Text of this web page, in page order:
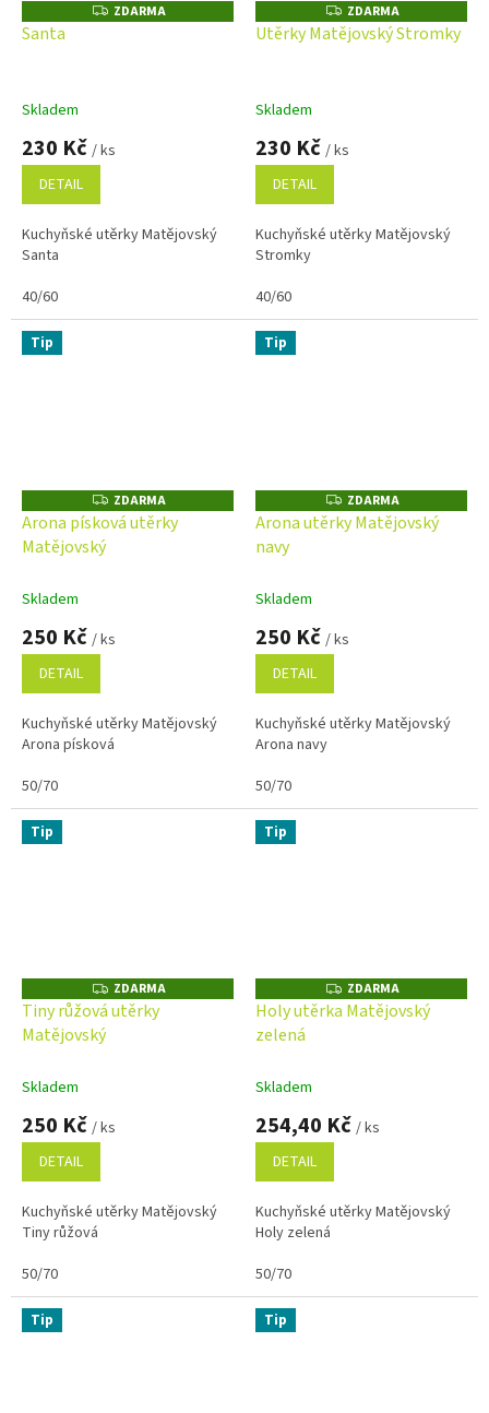
Z
D
ZDARMA
Santa
Skladem
230 Kč / ks
DETAIL
Kuchyňské utěrky Matějovský
Santa
40/60
Z
D
A
ZDARMA
Utěrky Matějovský Stromky
Skladem
230 Kč / ks
DETAIL
Kuchyňské utěrky Matějovský
Stromky
40/60
Tip
Z
D
A
ZDARMA
Arona písková utěrky
Matějovský
Skladem
250 Kč / ks
DETAIL
Kuchyňské utěrky Matějovský
Arona písková
50/70
Tip
Z
D
A
ZDARMA
Arona utěrky Matějovský
navy
Skladem
250 Kč / ks
DETAIL
Kuchyňské utěrky Matějovský
Arona navy
50/70
Tip
Z
D
A
ZDARMA
Tiny růžová utěrky
Matějovský
Skladem
250 Kč / ks
DETAIL
Kuchyňské utěrky Matějovský
Tiny růžová
50/70
Tip
Z
D
A
ZDARMA
Holy utěrka Matějovský
zelená
Skladem
254,40 Kč / ks
DETAIL
Kuchyňské utěrky Matějovský
Holy zelená
50/70
Tip Tip